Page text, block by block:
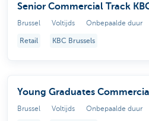
Senior Commercial Track
Brussel Voltijds Onbepaalde duur
Retail KBC Brussels
Young Graduates
Brussel Voltijds Onbepaalde duur